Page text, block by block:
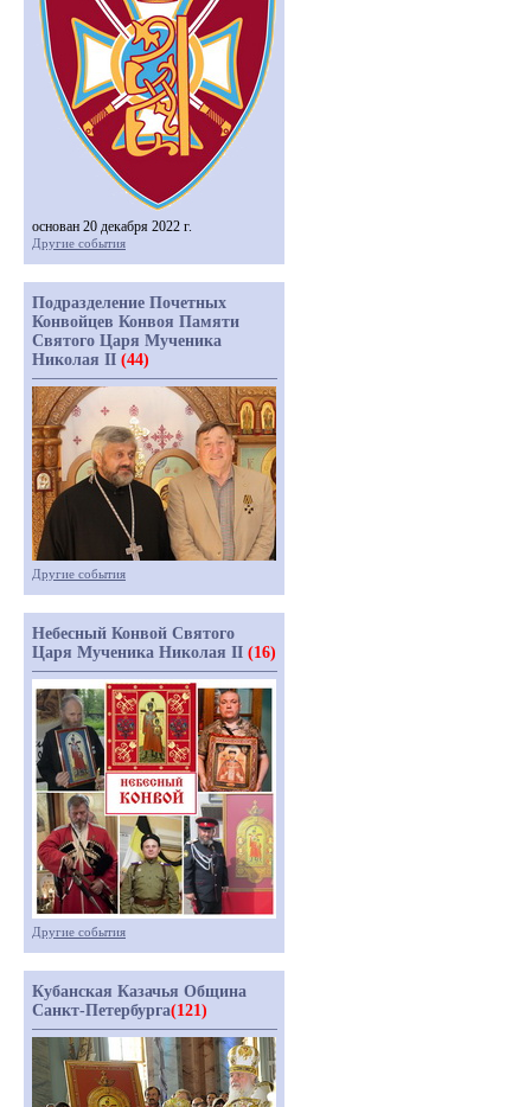
основан 20 декабря 2022 г.
Другие события
Подразделение Почетных
Конвойцев Конвоя Памяти
Святого Царя Мученика
Николая II (44)
Другие события
Небесный Конвой Святого
Царя Мученика Николая II (16)
Другие события
Кубанская Казачья Община
Санкт-Петербурга(121)